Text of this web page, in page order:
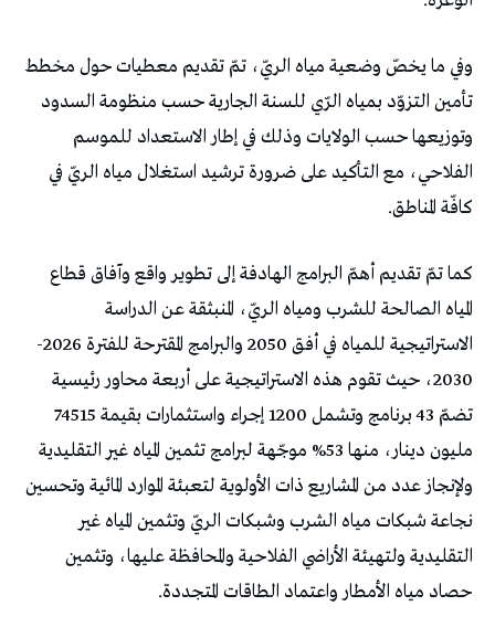
وفي ما يخصّ وضعية مياه الريّ، تمّ تقديم معطيات حول مخطط
تأمين التزوّد بمياه الرّي للسنة الجارية حسب منظومة السدود
وتوزيعها حسب الولايات وذلك في إطار الاستعداد للموسم
الفلاحي، مع التأكيد على ضرورة ترشيد استغلال مياه الريّ في
كافّة المناطق.
كما تمّ تقديم أهمّ البرامج الهادفة إلى تطوير واقع وآفاق قطاع
المياه الصالحة للشرب ومياه الريّ، المنبثقة عن الدراسة
الاستراتيجية للمياه في أفق 2050 والبرامج المقترحة للفترة 2026-
2030، حيث تقوم هذه الاستراتيجية على أربعة محاور رئيسية
تضمّ 43 برنامج وتشمل 1200 إجراء واستثمارات بقيمة 74515
مليون دينار، منها 53% موجّهة لبرامج تثمين المياه غير التقليدية
ولإنجاز عدد من المشاريع ذات الأولوية لتعبئة الموارد المائية وتحسين
نجاعة شبكات مياه الشرب وشبكات الريّ وتثمين المياه غير
التقليدية ولتهيئة الأراضي الفلاحية والمحافظة عليها، وتثمين
حصاد مياه الأمطار واعتماد الطاقات المتجددة.